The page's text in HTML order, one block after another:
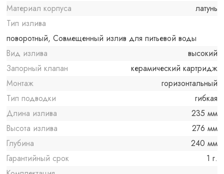
Материал корпуса
латунь
Тип излива
поворотный, Совмещенный излив для питьевой воды
Вид излива
высокий
Запорный клапан
керамический картридж
Монтаж
горизонтальный
Тип подводки
гибкая
Длина излива
235 мм
Высота излива
276 мм
Глубина
240 мм
Гарантийный срок
1 г.